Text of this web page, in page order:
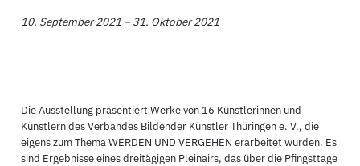
10. September 2021 – 31. Oktober 2021
Die Ausstellung präsentiert Werke von 16 Künstlerinnen und
Künstlern des Verbandes Bildender Künstler Thüringen e. V., die
eigens zum Thema WERDEN UND VERGEHEN erarbeitet wurden. Es
sind Ergebnisse eines dreitägigen Pleinairs, das über die Pfingsttage